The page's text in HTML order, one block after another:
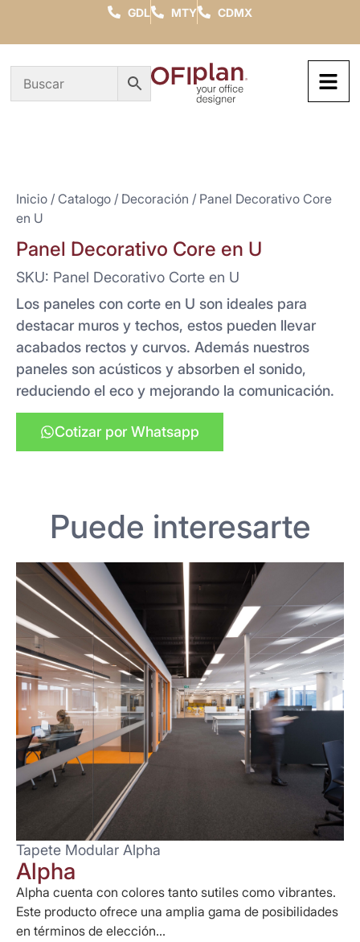
GDL MTY CDMX
Inicio / Catalogo / Decoración / Panel Decorativo Core
en U
Panel Decorativo Core en U
SKU: Panel Decorativo Corte en U
Los paneles con corte en U son ideales para
destacar muros y techos, estos pueden llevar
acabados rectos y curvos. Además nuestros
paneles son acústicos y absorben el sonido,
reduciendo el eco y mejorando la comunicación.
Cotizar por Whatsapp
Puede interesarte
Tapete Modular Alpha
Alpha
Alpha cuenta con colores tanto sutiles como vibrantes.
Este producto ofrece una amplia gama de posibilidades
en términos de elección...